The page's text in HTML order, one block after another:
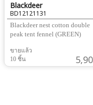
Blackdeer
BD12121131
Blackdeer nest cotton double
peak tent fennel (GREEN)
ขายแล้ว
10 ชิ้น